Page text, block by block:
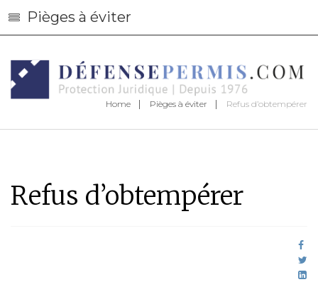
Pièges à éviter
Home Pièges à éviter Refus d’obtempérer
Refus d’obtempérer